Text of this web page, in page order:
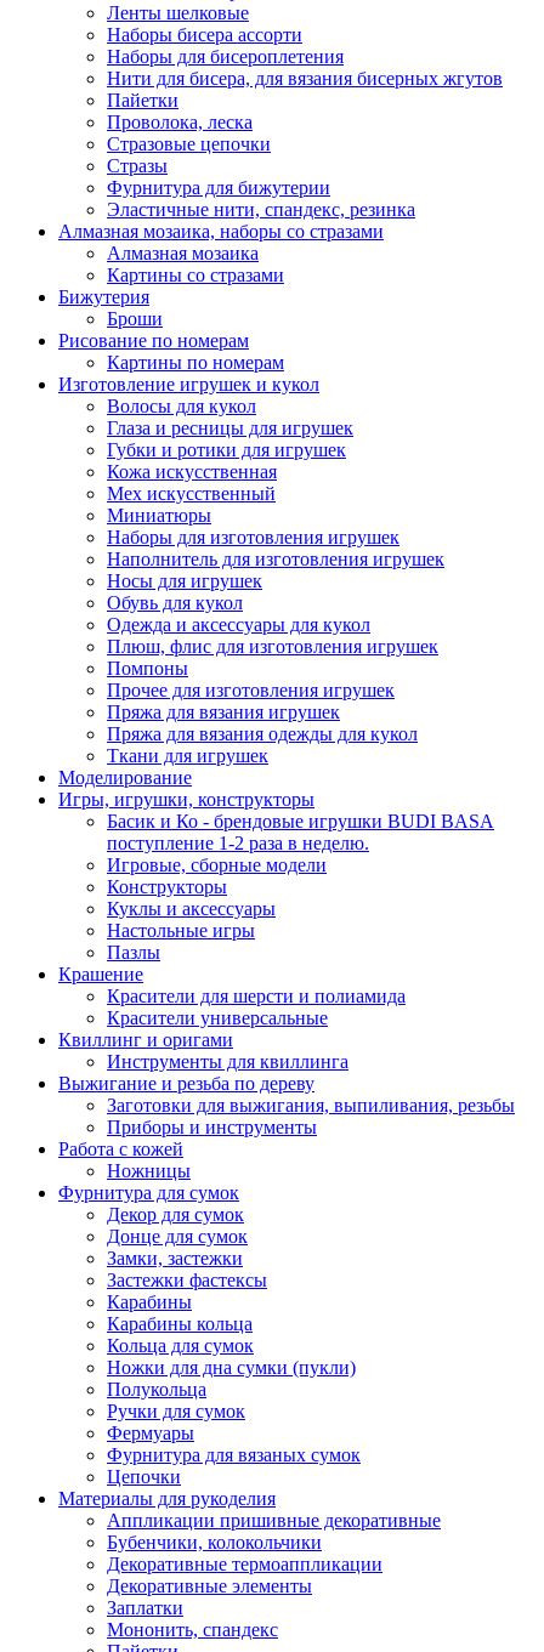
Ленты шелковые
Наборы бисера ассорти
Наборы для бисероплетения
Нити для бисера, для вязания бисерных жгутов
Пайетки
Проволока, леска
Стразовые цепочки
Стразы
Фурнитура для бижутерии
Эластичные нити, спандекс, резинка
Алмазная мозаика, наборы со стразами
Алмазная мозаика
Картины co стразами
Бижутерия
Броши
Рисование по номерам
Картины по номерам
Изготовление игрушек и кукол
Волосы для кукол
Глаза и ресницы для игрушек
Губки и ротики для игрушек
Кожа искусственная
Мех искусственный
Миниатюры
Наборы для изготовления игрушек
Наполнитель для изготовления игрушек
Носы для игрушек
Обувь для кукол
Одежда и аксессуары для кукол
Плюш, флис для изготовления игрушек
Помпоны
Прочее для изготовления игрушек
Пряжа для вязания игрушек
Пряжа для вязания одежды для кукол
Ткани для игрушек
Моделирование
Игры, игрушки, конструкторы
Басик и Ко - брендовые игрушки BUDI BASA
поступление 1-2 раза в неделю.
Игровые, сборные модели
Конструкторы
Куклы и аксессуары
Настольные игры
Пазлы
Крашение
Красители для шерсти и полиамида
Красители универсальные
Квиллинг и оригами
Инструменты для квиллинга
Выжигание и резьба по дереву
Заготовки для выжигания, выпиливания, резьбы
Приборы и инструменты
Работа с кожей
Ножницы
Фурнитура для сумок
Декор для сумок
Донце для сумок
Замки, застежки
Застежки фастексы
Карабины
Карабины кольца
Кольца для сумок
Ножки для дна сумки (пукли)
Полукольца
Ручки для сумок
Фермуары
Фурнитура для вязаных сумок
Цепочки
Материалы для рукоделия
Аппликации пришивные декоративные
Бубенчики, колокольчики
Декоративные термоаппликации
Декоративные элементы
Заплатки
Мононить, спандекс